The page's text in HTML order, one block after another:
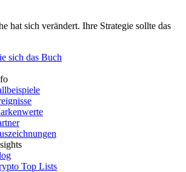
hat sich verändert. Ihre Strategie sollte das
sich das Buch
Top Lists